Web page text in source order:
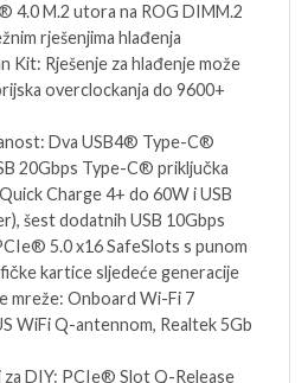
4.0 M.2 utora na ROG DIMM.2
rješenjima hlađenja
Kit: Rješenje za hlađenje može
overclockanja do 9600+
Dva USB4® Type-C®
20Gbps Type-C® priključka
Charge 4+ do 60W i USB
šest dodatnih USB 10Gbps
5.0 x16 SafeSlots s punom
kartice sljedeće generacije
mreže: Onboard Wi-Fi 7
WiFi Q-antennom, Realtek 5Gb
za DIY: PCIe® Slot Q-Release